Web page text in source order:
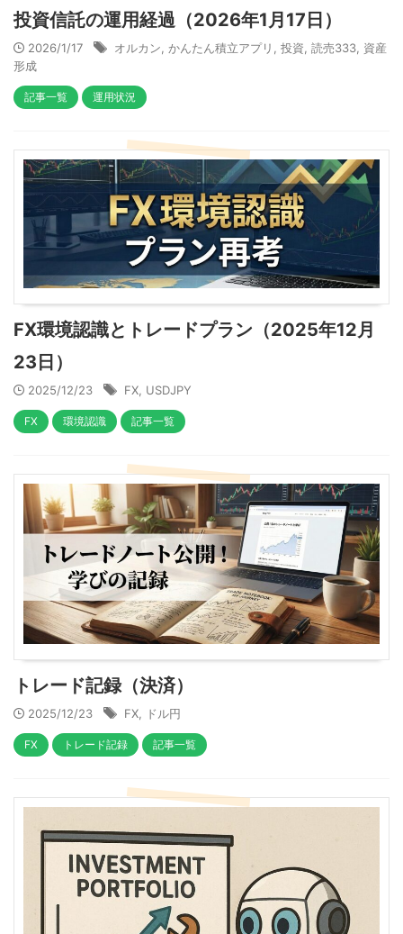
投資信託の運用経過（2026年1月17日）
2026/1/17 オルカン かんたん積立アプリ 投資 読売333 資産
形成
記事一覧 運用状況
FX環境認識とトレードプラン（2025年12月
23日）
2025/12/23 FX USDJPY
FX 環境認識 記事一覧
トレード記録（決済）
2025/12/23 FX, ドル円
FX トレード記録 記事一覧